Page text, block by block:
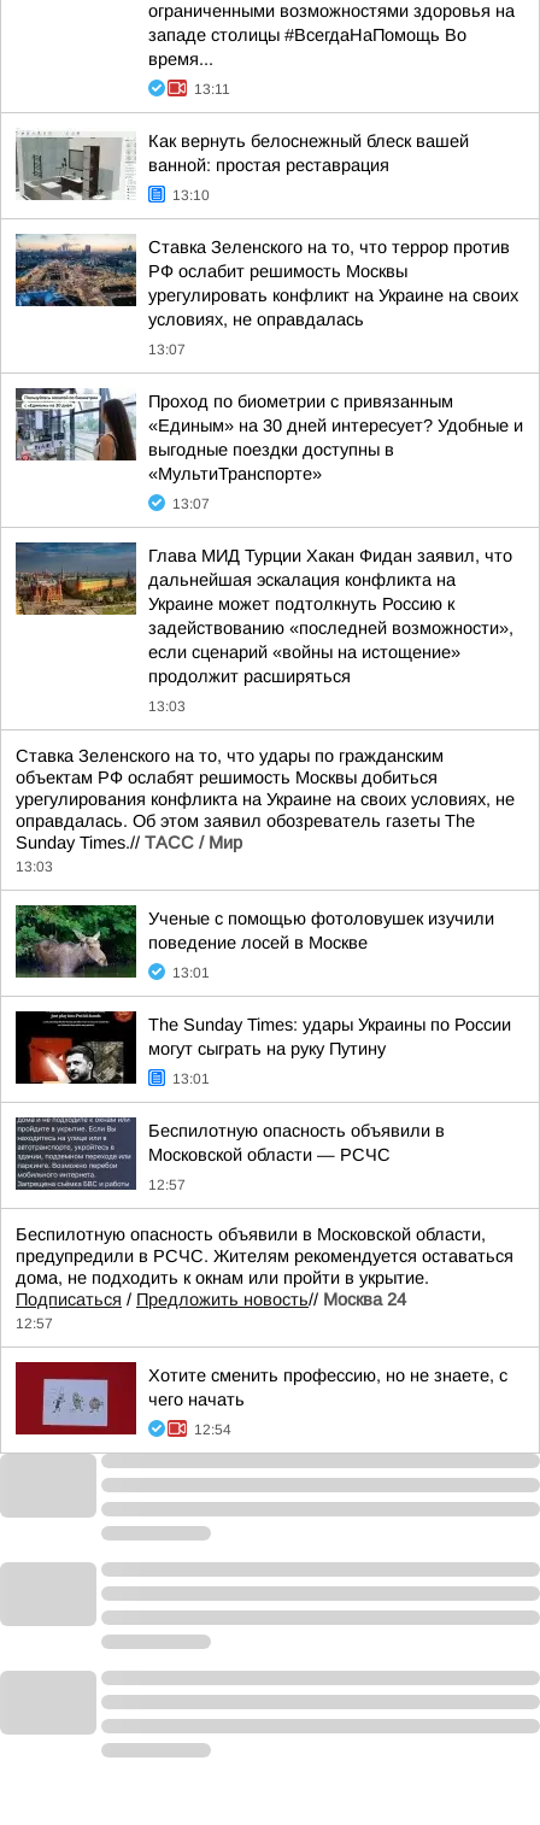
ограниченными возможностями здоровья на
западе столицы #ВсегдаНаПомощь Во
время...
13:11
Как вернуть белоснежный блеск вашей
ванной: простая реставрация
13:10
Ставка Зеленского на то, что террор против
РФ ослабит решимость Москвы
урегулировать конфликт на Украине на своих
условиях, не оправдалась
13:07
Проход по биометрии с привязанным
«Единым» на 30 дней интересует? Удобные и
выгодные поездки доступны в
«МультиТранспорте»
13:07
Глава МИД Турции Хакан Фидан заявил, что
дальнейшая эскалация конфликта на
Украине может подтолкнуть Россию к
задействованию «последней возможности»,
если сценарий «войны на истощение»
продолжит расширяться
13:03
Ставка Зеленского на то, что удары по гражданским
объектам РФ ослабят решимость Москвы добиться
урегулирования конфликта на Украине на своих условиях, не
оправдалась. Об этом заявил обозреватель газеты The
Sunday Times.// ТАСС / Мир
13:03
Ученые с помощью фотоловушек изучили
поведение лосей в Москве
13:01
The Sunday Times: удары Украины по России
могут сыграть на руку Путину
13:01
Беспилотную опасность объявили в
Московской области — РСЧС
12:57
Беспилотную опасность объявили в Московской области,
предупредили в РСЧС. Жителям рекомендуется оставаться
дома, не подходить к окнам или пройти в укрытие.
Подписаться / Предложить новость// Москва 24
12:57
Хотите сменить профессию, но не знаете, с
чего начать
12:54